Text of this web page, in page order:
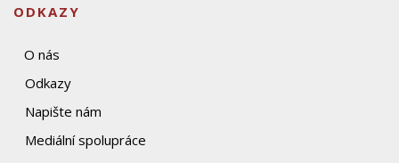
ODKAZY
O nás
Odkazy
Napište nám
Mediální spolupráce